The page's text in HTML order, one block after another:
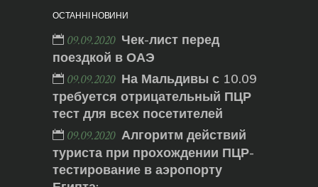
ОСТАННІ НОВИНИ
09.09.2020 Чек-лист перед
поездкой в ОАЭ
09.09.2020 На Мальдивы с 10.09
требуется отрицательный ПЦР
тест для всех посетителей
09.09.2020 Алгоритм действий
туриста при прохождении ПЦР-
тестирование в аэропорту